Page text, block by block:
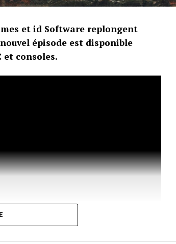
et id Software replongent
épisode est disponible
et consoles.